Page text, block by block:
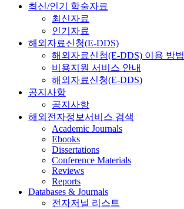
최신/인기 학술자료
최신자료
인기자료
해외자료신청(E-DDS)
해외자료신청(E-DDS) 이용 방법
비용지원 서비스 안내
해외자료신청(E-DDS)
공지사항
공지사항
해외전자정보서비스 검색
Academic Journals
Ebooks
Dissertations
Conference Materials
Reviews
Reports
Databases & Journals
전자저널 리스트